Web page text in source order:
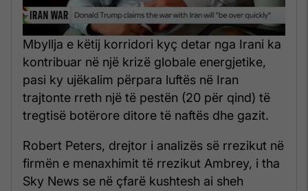
Mbyllja e këtij korridori kyç detar nga Irani ka
kontribuar në një krizë globale energjetike,
pasi ky ujëkalim përpara luftës në Iran
trajtonte rreth një të pestën (20 për qind) të
tregtisë botërore ditore të naftës dhe gazit.
Robert Peters, drejtor i analizës së rrezikut në
firmën e menaxhimit të rrezikut Ambrey, i tha
Sky News se në çfarë kushtesh ai sheh